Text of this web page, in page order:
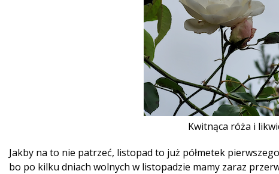
Kwitnąca róża i
Jakby na to nie patrzeć, listopad to już półmetek
bo po kilku dniach wolnych w listopadzie mamy zaraz